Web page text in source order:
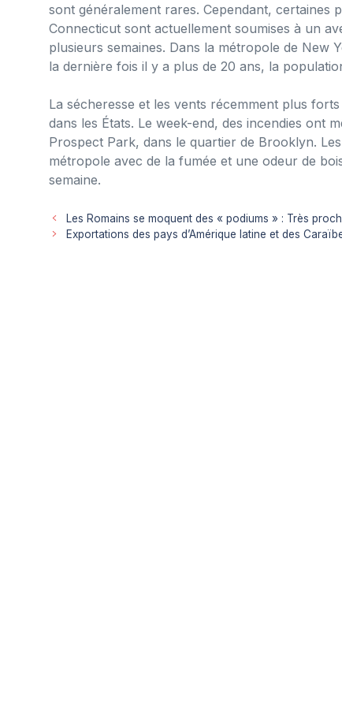
sont généralement rares. Cependant, certaines
Connecticut sont actuellement soumises à un
plusieurs semaines. Dans la métropole de New
la dernière fois il y a plus de 20 ans, la
La sécheresse et les vents récemment plus
dans les États. Le week-end, des incendies ont
Prospect Park, dans le quartier de Brooklyn.
métropole avec de la fumée et une odeur de
semaine.
Les Romains se moquent des « podiums » : Très
Exportations des pays d’Amérique latine et des